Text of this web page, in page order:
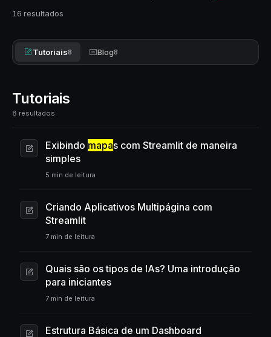
16 resultados
Tutoriais8 Blog8
Tutoriais
8 resultados
Exibindo mapas com Streamlit de maneira
simples
5 min de leitura
Criando Aplicativos Multipágina com
Streamlit
7 min de leitura
Quais são os tipos de IAs? Uma introdução
para iniciantes
7 min de leitura
Estrutura Básica de um Dashboard